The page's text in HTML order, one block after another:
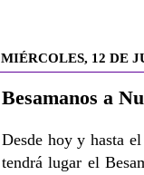
MIÉRCOLES, 12 DE
Besamanos a
Desde hoy y hasta
tendrá lugar el